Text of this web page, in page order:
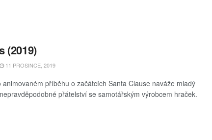
(2019)
11 PROSINCE, 2019
animovaném příběhu o začátcích Santa Clause naváže mladý
přátelství se samotářským výrobcem hraček.